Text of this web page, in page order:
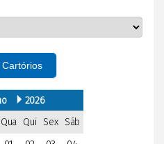
Cartórios